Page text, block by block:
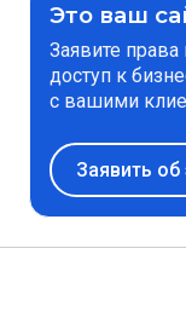
Это ваш
Заявите права
доступ к
с вашими
Заявить